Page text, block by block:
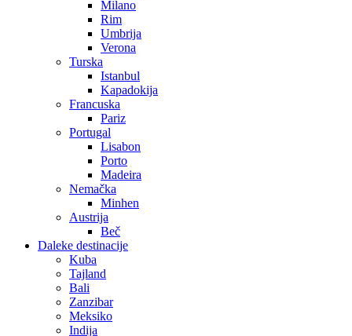
Milano
Rim
Umbrija
Verona
Turska
Istanbul
Kapadokija
Francuska
Pariz
Portugal
Lisabon
Porto
Madeira
Nemačka
Minhen
Austrija
Beč
Daleke destinacije
Kuba
Tajland
Bali
Zanzibar
Meksiko
Indija